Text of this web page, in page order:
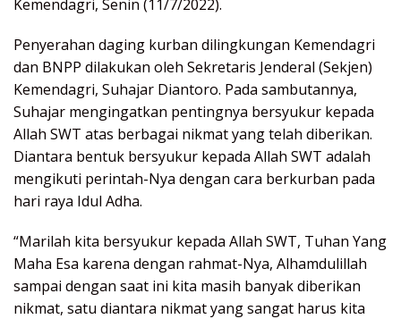
Kemendagri, Senin (11/7/2022).
Penyerahan daging kurban dilingkungan Kemendagri
dan BNPP dilakukan oleh Sekretaris Jenderal (Sekjen)
Kemendagri, Suhajar Diantoro. Pada sambutannya,
Suhajar mengingatkan pentingnya bersyukur kepada
Allah SWT atas berbagai nikmat yang telah diberikan.
Diantara bentuk bersyukur kepada Allah SWT adalah
mengikuti perintah-Nya dengan cara berkurban pada
hari raya Idul Adha.
“Marilah kita bersyukur kepada Allah SWT, Tuhan Yang
Maha Esa karena dengan rahmat-Nya, Alhamdulillah
sampai dengan saat ini kita masih banyak diberikan
nikmat, satu diantara nikmat yang sangat harus kita